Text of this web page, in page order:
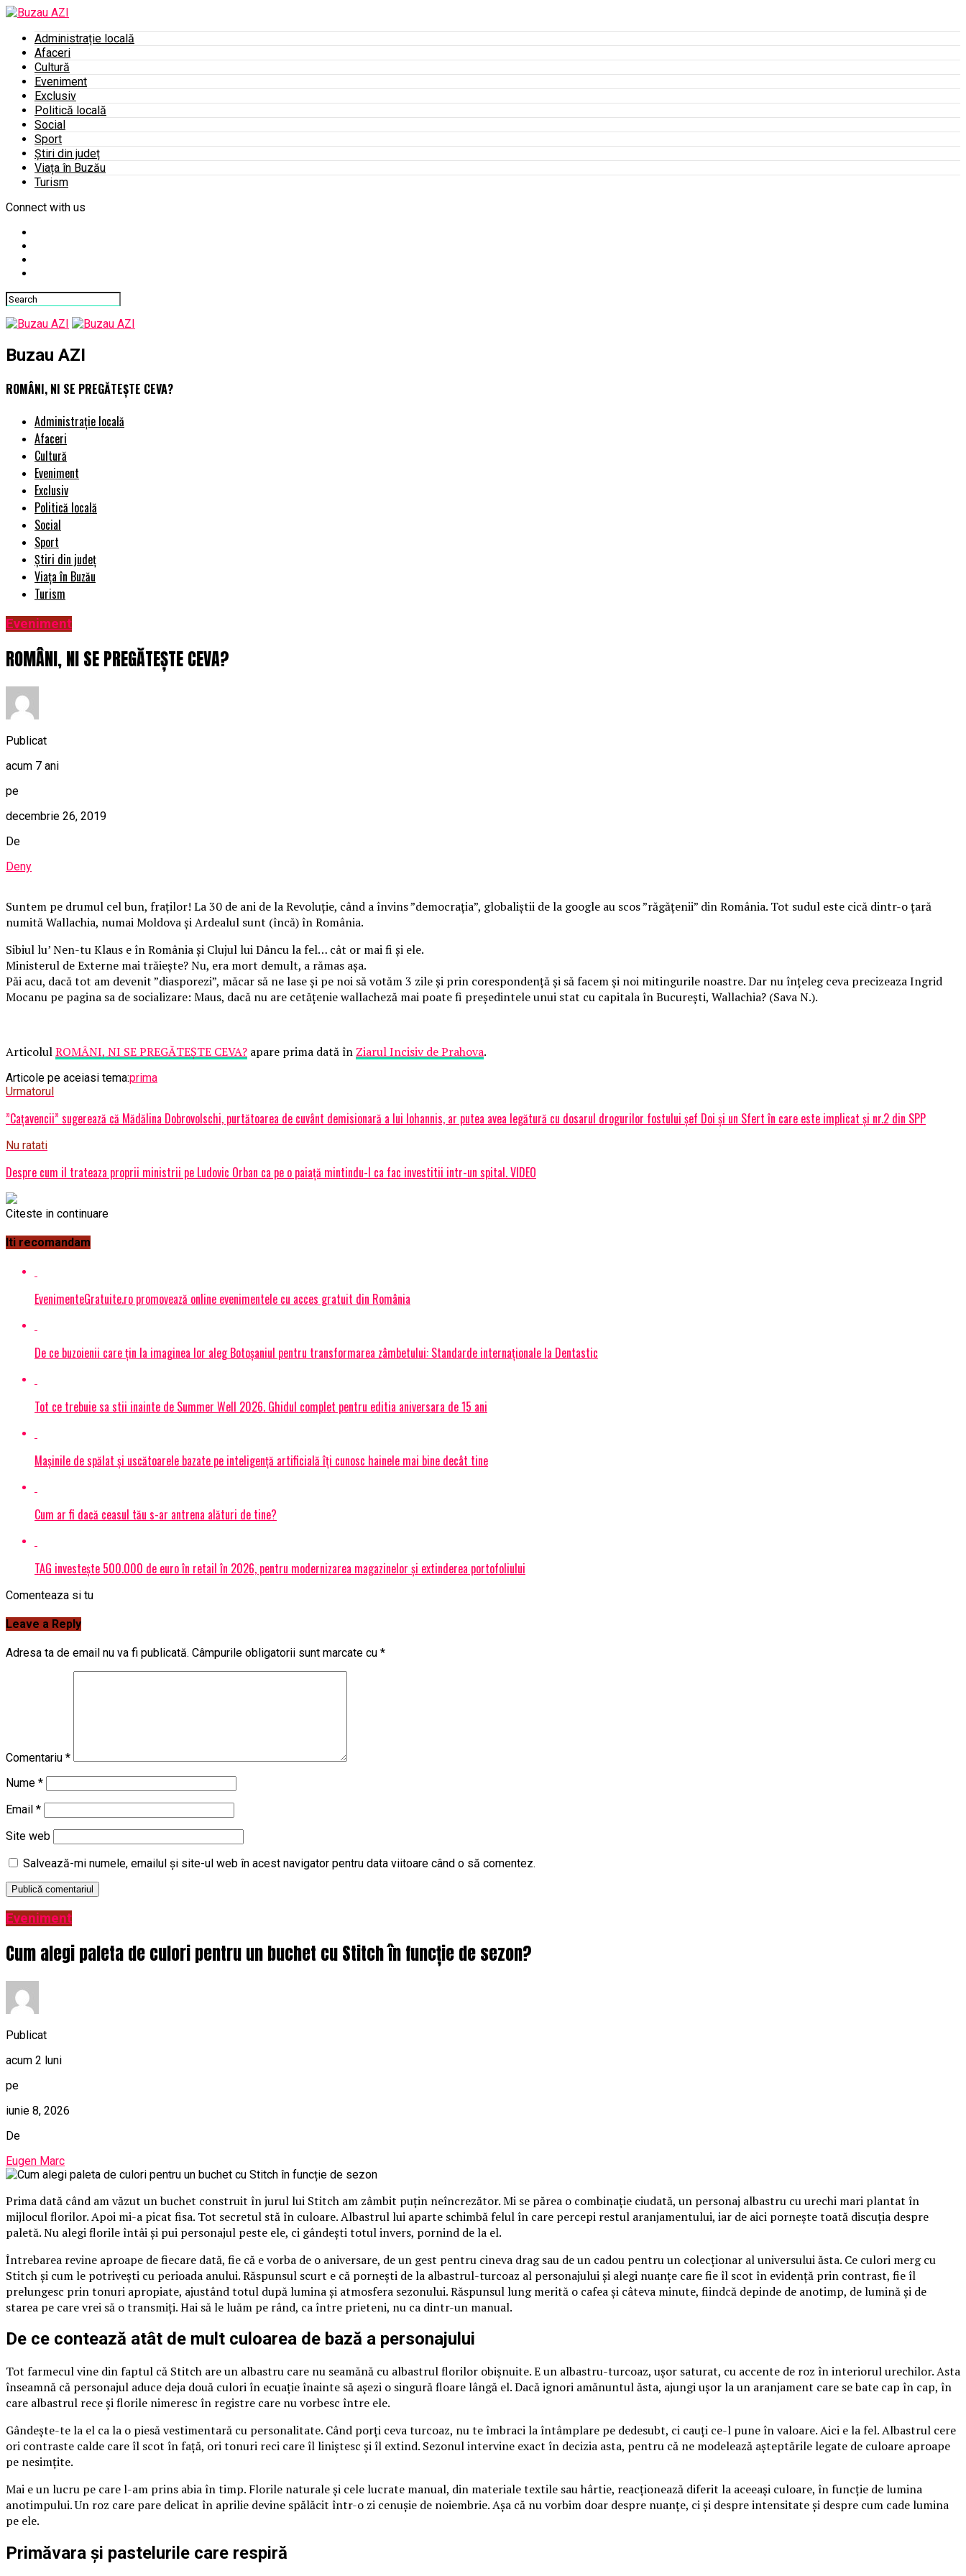
Administrație locală
Afaceri
Cultură
Eveniment
Exclusiv
Politică locală
Social
Sport
Știri din județ
Viața în Buzău
Turism
Connect with us
Buzau AZI
ROMÂNI, NI SE PREGĂTEȘTE CEVA?
Administrație locală
Afaceri
Cultură
Eveniment
Exclusiv
Politică locală
Social
Sport
Știri din județ
Viața în Buzău
Turism
Eveniment
ROMÂNI, NI SE PREGĂTEȘTE CEVA?
Publicat
acum 7 ani
pe
decembrie 26, 2019
De
Deny
Suntem pe drumul cel bun, fraților! La 30 de ani de la Revoluție, când a învins ”democrația”, globaliștii de la google au scos ”răgățenii” din România. Tot sudul este cică dintr-o țară
numită Wallachia, numai Moldova și Ardealul sunt (încă) în România.
Sibiul lu’ Nen-tu Klaus e în România și Clujul lui Dâncu la fel… cât or mai fi și ele.
Ministerul de Externe mai trăiește? Nu, era mort demult, a rămas așa.
Păi acu, dacă tot am devenit ”diasporezi”, măcar să ne lase și pe noi să votăm 3 zile și prin corespondență și să facem și noi mitingurile noastre. Dar nu înțeleg ceva precizeaza Ingrid
Mocanu pe pagina sa de socializare: Maus, dacă nu are cetățenie wallacheză mai poate fi președintele unui stat cu capitala în București, Wallachia? (Sava N.).
ArticolulROMÂNI, NI SE PREGĂTEȘTE CEVA? apare prima dată în Ziarul Incisiv de Prahova.
Articole pe aceiasi tema:prima
Urmatorul
”Cațavencii” sugerează că Mădălina Dobrovolschi, purtătoarea de cuvânt demisionară a lui Iohannis, ar putea avea legătură cu dosarul drogurilor fostului șef Doi și un Sfert în care este implicat și nr.2 din SPP
Nu ratati
Despre cum il trateaza proprii ministrii pe Ludovic Orban ca pe o paiață mintindu-l ca fac investitii intr-un spital. VIDEO
Citeste in continuare
Iti recomandam
EvenimenteGratuite.ro promovează online evenimentele cu acces gratuit din România
De ce buzoienii care țin la imaginea lor aleg Botoșaniul pentru transformarea zâmbetului: Standarde internaționale la Dentastic
Tot ce trebuie sa stii inainte de Summer Well 2026. Ghidul complet pentru editia aniversara de 15 ani
Mașinile de spălat și uscătoarele bazate pe inteligență artificială îți cunosc hainele mai bine decât tine
Cum ar fi dacă ceasul tău s-ar antrena alături de tine?
TAG investește 500.000 de euro în retail în 2026, pentru modernizarea magazinelor și extinderea portofoliului
Comenteaza si tu
Leave a Reply
Adresa ta de email nu va fi publicată. Câmpurile obligatorii sunt marcate cu *
Comentariu *
Nume *
Email *
Site web
Salvează-mi numele, emailul și site-ul web în acest navigator pentru data viitoare când o să comentez.
Eveniment
Cum alegi paleta de culori pentru un buchet cu Stitch în funcție de sezon?
Publicat
acum 2 luni
pe
iunie 8, 2026
De
Eugen Marc
Prima dată când am văzut un buchet construit în jurul lui Stitch am zâmbit puțin neîncrezător. Mi se părea o combinație ciudată, un personaj albastru cu urechi mari plantat în
mijlocul florilor. Apoi mi-a picat fisa. Tot secretul stă în culoare. Albastrul lui aparte schimbă felul în care percepi restul aranjamentului, iar de aici pornește toată discuția despre
paletă. Nu alegi florile întâi și pui personajul peste ele, ci gândești totul invers, pornind de la el.
Întrebarea revine aproape de fiecare dată, fie că e vorba de o aniversare, de un gest pentru cineva drag sau de un cadou pentru un colecționar al universului ăsta. Ce culori merg cu
Stitch și cum le potrivești cu perioada anului. Răspunsul scurt e că pornești de la albastrul-turcoaz al personajului și alegi nuanțe care fie îl scot în evidență prin contrast, fie îl
prelungesc prin tonuri apropiate, ajustând totul după lumina și atmosfera sezonului. Răspunsul lung merită o cafea și câteva minute, fiindcă depinde de anotimp, de lumină și de
starea pe care vrei să o transmiți. Hai să le luăm pe rând, ca între prieteni, nu ca dintr-un manual.
De ce contează atât de mult culoarea de bază a personajului
Tot farmecul vine din faptul că Stitch are un albastru care nu seamănă cu albastrul florilor obișnuite. E un albastru-turcoaz, ușor saturat, cu accente de roz în interiorul urechilor. Asta
înseamnă că personajul aduce deja două culori în ecuație înainte să așezi o singură floare lângă el. Dacă ignori amănuntul ăsta, ajungi ușor la un aranjament care se bate cap în cap, în
care albastrul rece și florile nimeresc în registre care nu vorbesc între ele.
Gândește-te la el ca la o piesă vestimentară cu personalitate. Când porți ceva turcoaz, nu te îmbraci la întâmplare pe dedesubt, ci cauți ce-l pune în valoare. Aici e la fel. Albastrul cere
ori contraste calde care îl scot în față, ori tonuri reci care îl liniștesc și îl extind. Sezonul intervine exact în decizia asta, pentru că ne modelează așteptările legate de culoare aproape
pe nesimțite.
Mai e un lucru pe care l-am prins abia în timp. Florile naturale și cele lucrate manual, din materiale textile sau hârtie, reacționează diferit la aceeași culoare, în funcție de lumina
anotimpului. Un roz care pare delicat în aprilie devine spălăcit într-o zi cenușie de noiembrie. Așa că nu vorbim doar despre nuanțe, ci și despre intensitate și despre cum cade lumina
pe ele.
Primăvara și pastelurile care respiră